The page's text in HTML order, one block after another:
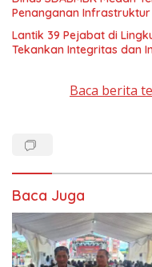
Penanganan
Lantik 39 Pejabat di
Tekankan Integritas dan
Baca berita
Baca Juga